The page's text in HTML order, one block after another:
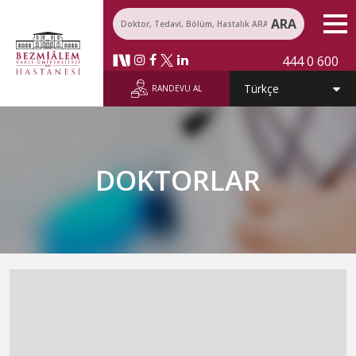
ARA
444 0 600
RANDEVU AL
DOKTORLAR